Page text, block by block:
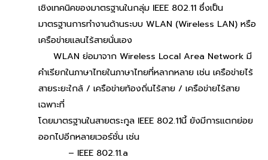
เชิงเทคนิคของมาตรฐานในกลุ่ม IEEE 802.11 ซึ่งเป็น
มาตรฐานการทำงานด้านระบบ WLAN (Wireless LAN) หรือ
เครือข่ายแลนไร้สายนั่นเอง
WLAN ย่อมาจาก Wireless Local Area Network มี
คำเรียกในภาษาไทยในภาษาไทยที่หลากหลาย เช่น เครือข่ายไร้
สายระยะใกล้ / เครือข่ายท้องถิ่นไร้สาย / เครือข่ายไร้สาย
เฉพาะที่
โดยมาตรฐานในสายตระกูล IEEE 802.11นี้ ยังมีการแตกย่อย
ออกไปอีกหลายเวอร์ชั่น เช่น
– IEEE 802.11.a